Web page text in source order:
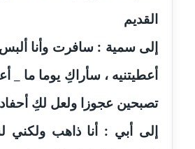
مدونة أسماء نور الدين
مدونة اسماعيل ابو زيد
مدونة اسماعيل محسن
القديم
إلى سمية : سافرت وأنا
أعطيتنيه ، سأراكِ يوما ما _
تصبحين عجوزا ولعل لكِ
إلى أبي : أنا ذاهب ولكني